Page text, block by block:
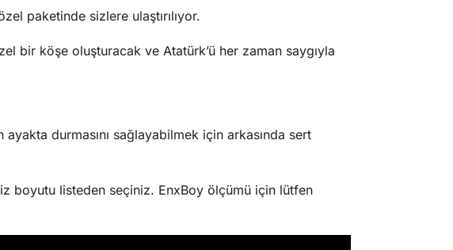
paketinde sizlere ulaştırılıyor.
bir köşe oluşturacak ve Atatürk’ü her zaman saygıyla
durmasını sağlayabilmek için arkasında sert
boyutu listeden seçiniz. EnxBoy ölçümü için lütfen